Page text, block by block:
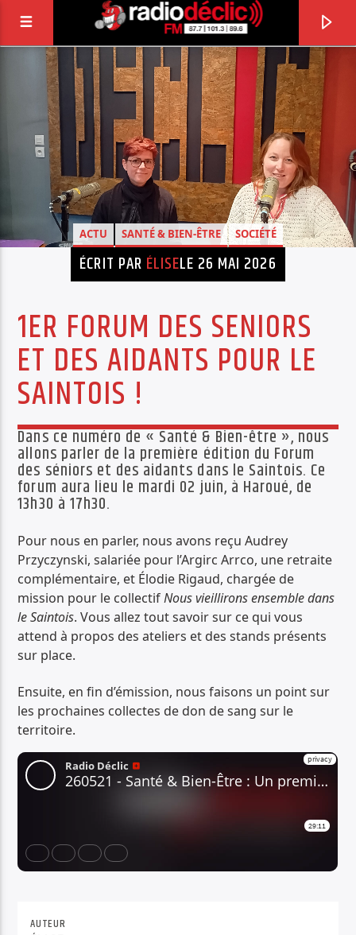
RADIO DÉCLIC
VOTRE RADIO ASSOCIATIVE EN TERRES DE
LORRAINE
PISTE ACTUELLE
MELLOW MOOD
Radio Déclic
ACTU SANTÉ & BIEN-ÊTRE SOCIÉTÉ
ÉCRIT PAR ÉLISELE 26 MAI 2026
1ER FORUM DES SENIORS
ET DES AIDANTS POUR LE
SAINTOIS !
Dans ce numéro de « Santé & Bien-être », nous
allons parler de la première édition du Forum
des séniors et des aidants dans le Saintois. Ce
forum aura lieu le mardi 02 juin, à Haroué, de
13h30 à 17h30.
Pour nous en parler, nous avons reçu Audrey
Przyczynski, salariée pour l’Argirc Arrco, une retraite
complémentaire, et Élodie Rigaud, chargée de
mission pour le collectifNous vieillirons ensemble dans
le Saintois. Vous allez tout savoir sur ce qui vous
attend à propos des ateliers et des stands présents
sur place.
Ensuite, en fin d’émission, nous faisons un point sur
les prochaines collectes de don de sang sur le
territoire.
AUTEUR